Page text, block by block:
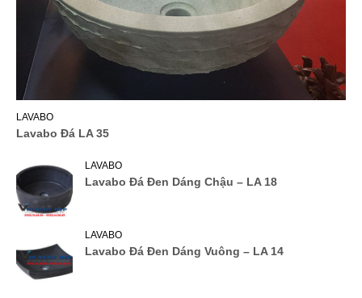
LAVABO
Lavabo Đá LA 35
LAVABO
Lavabo Đá Đen Dáng Chậu – LA 18
LAVABO
Lavabo Đá Đen Dáng Vuông – LA 14